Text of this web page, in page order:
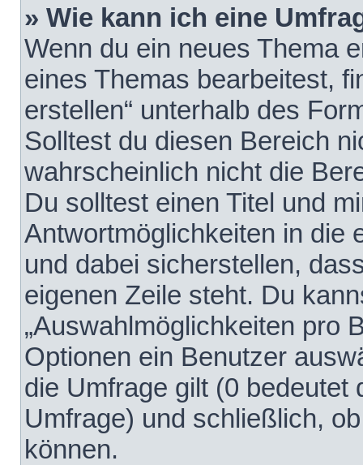
» Wie kann ich eine
Wenn du ein neues Thema
eines Themas bearbeitest,
erstellen“ unterhalb des
Solltest du diesen Bereich
wahrscheinlich nicht die
Du solltest einen Titel und
Antwortmöglichkeiten in die
und dabei sicherstellen,
eigenen Zeile steht. Du
„Auswahlmöglichkeiten pro
Optionen ein Benutzer
die Umfrage gilt (0 bedeutet
Umfrage) und schließlich,
können.